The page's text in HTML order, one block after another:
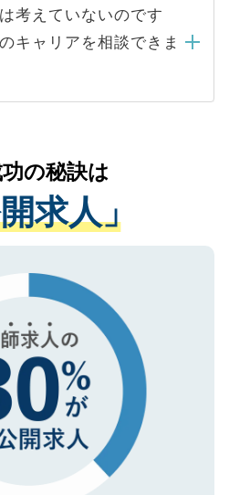
める条件に合った人材の
に依頼するケースが増え
ャリアパートナーが行い
い。当サイトからの登録
登録者様の個人情報は、
アップおよび転職活動の
いたします。お預かりし
人データはご本人の許可
り扱いについての厳密な
た事業者のみに付与され
マークを取得済みです。
してもご安心ください。
考えていないのです
キャリアを相談できま
の医療機関の状況や紹介
ら、適切なアドバイスを
す。すぐにご転職をされ
的なサポートが可能です
録ください。
の秘訣は
求人」